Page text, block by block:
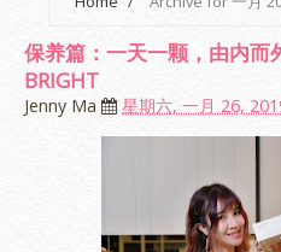
保养篇：一天一颗，由内
BRIGHT
Jenny Ma 星期六, 一月 26,